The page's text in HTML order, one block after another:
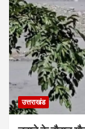
उत्तराखंड